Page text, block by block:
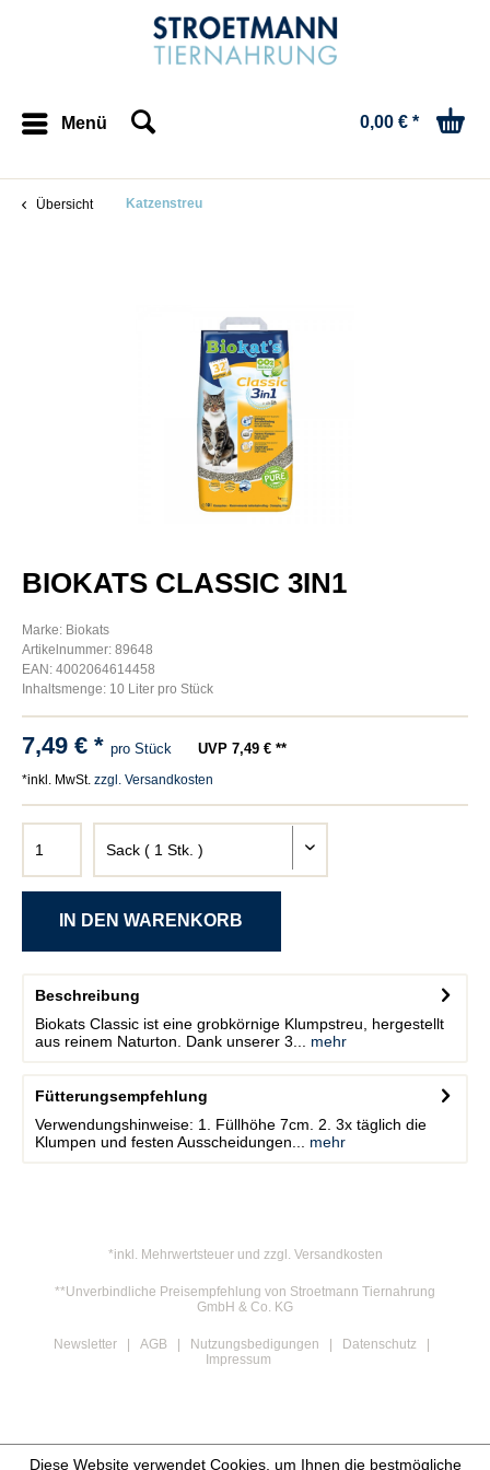
Menü 0,00 € *
Übersicht Katzenstreu
BIOKATS CLASSIC 3IN1
Marke: Biokats
Artikelnummer: 89648
EAN: 4002064614458
Inhaltsmenge: 10 Liter pro Stück
7,49 € * pro Stück UVP 7,49 € **
*inkl. MwSt. zzgl. Versandkosten
Beschreibung
Biokats Classic ist eine grobkörnige Klumpstreu, hergestellt
aus reinem Naturton. Dank unserer 3...
mehr
Fütterungsempfehlung
Verwendungshinweise: 1. Füllhöhe 7cm. 2. 3x täglich die
Klumpen und festen Ausscheidungen...
mehr
*inkl. Mehrwertsteuer und zzgl. Versandkosten
**Unverbindliche Preisempfehlung von Stroetmann Tiernahrung
GmbH & Co. KG
Newsletter AGB Nutzungsbedigungen
Datenschutz
Impressum
Diese Website verwendet Cookies, um Ihnen die bestmögliche